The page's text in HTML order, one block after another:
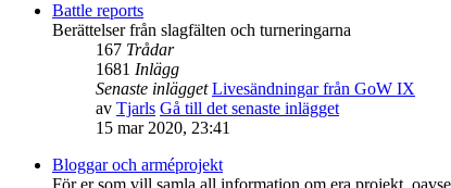
Battle reports
Berättelser från slagfälten och turneringarna
167 Trådar
1681 Inlägg
Senaste inlägget Livesändningar från GoW IX
av Tjarls Gå till det senaste inlägget
15 mar 2020, 23:41
Bloggar och arméprojekt